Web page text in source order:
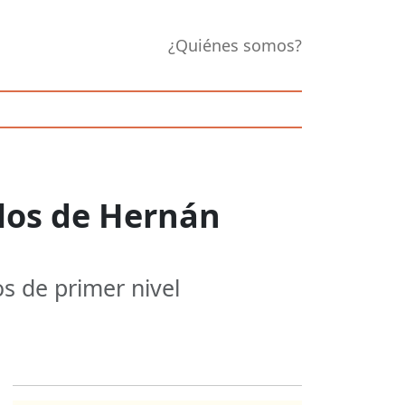
¿Quiénes somos?
de Hernán
de primer nivel